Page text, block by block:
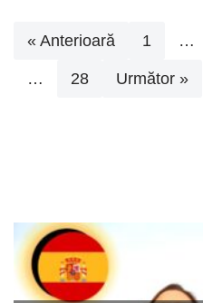
« Anterioară 1 …
… 28 Următor »